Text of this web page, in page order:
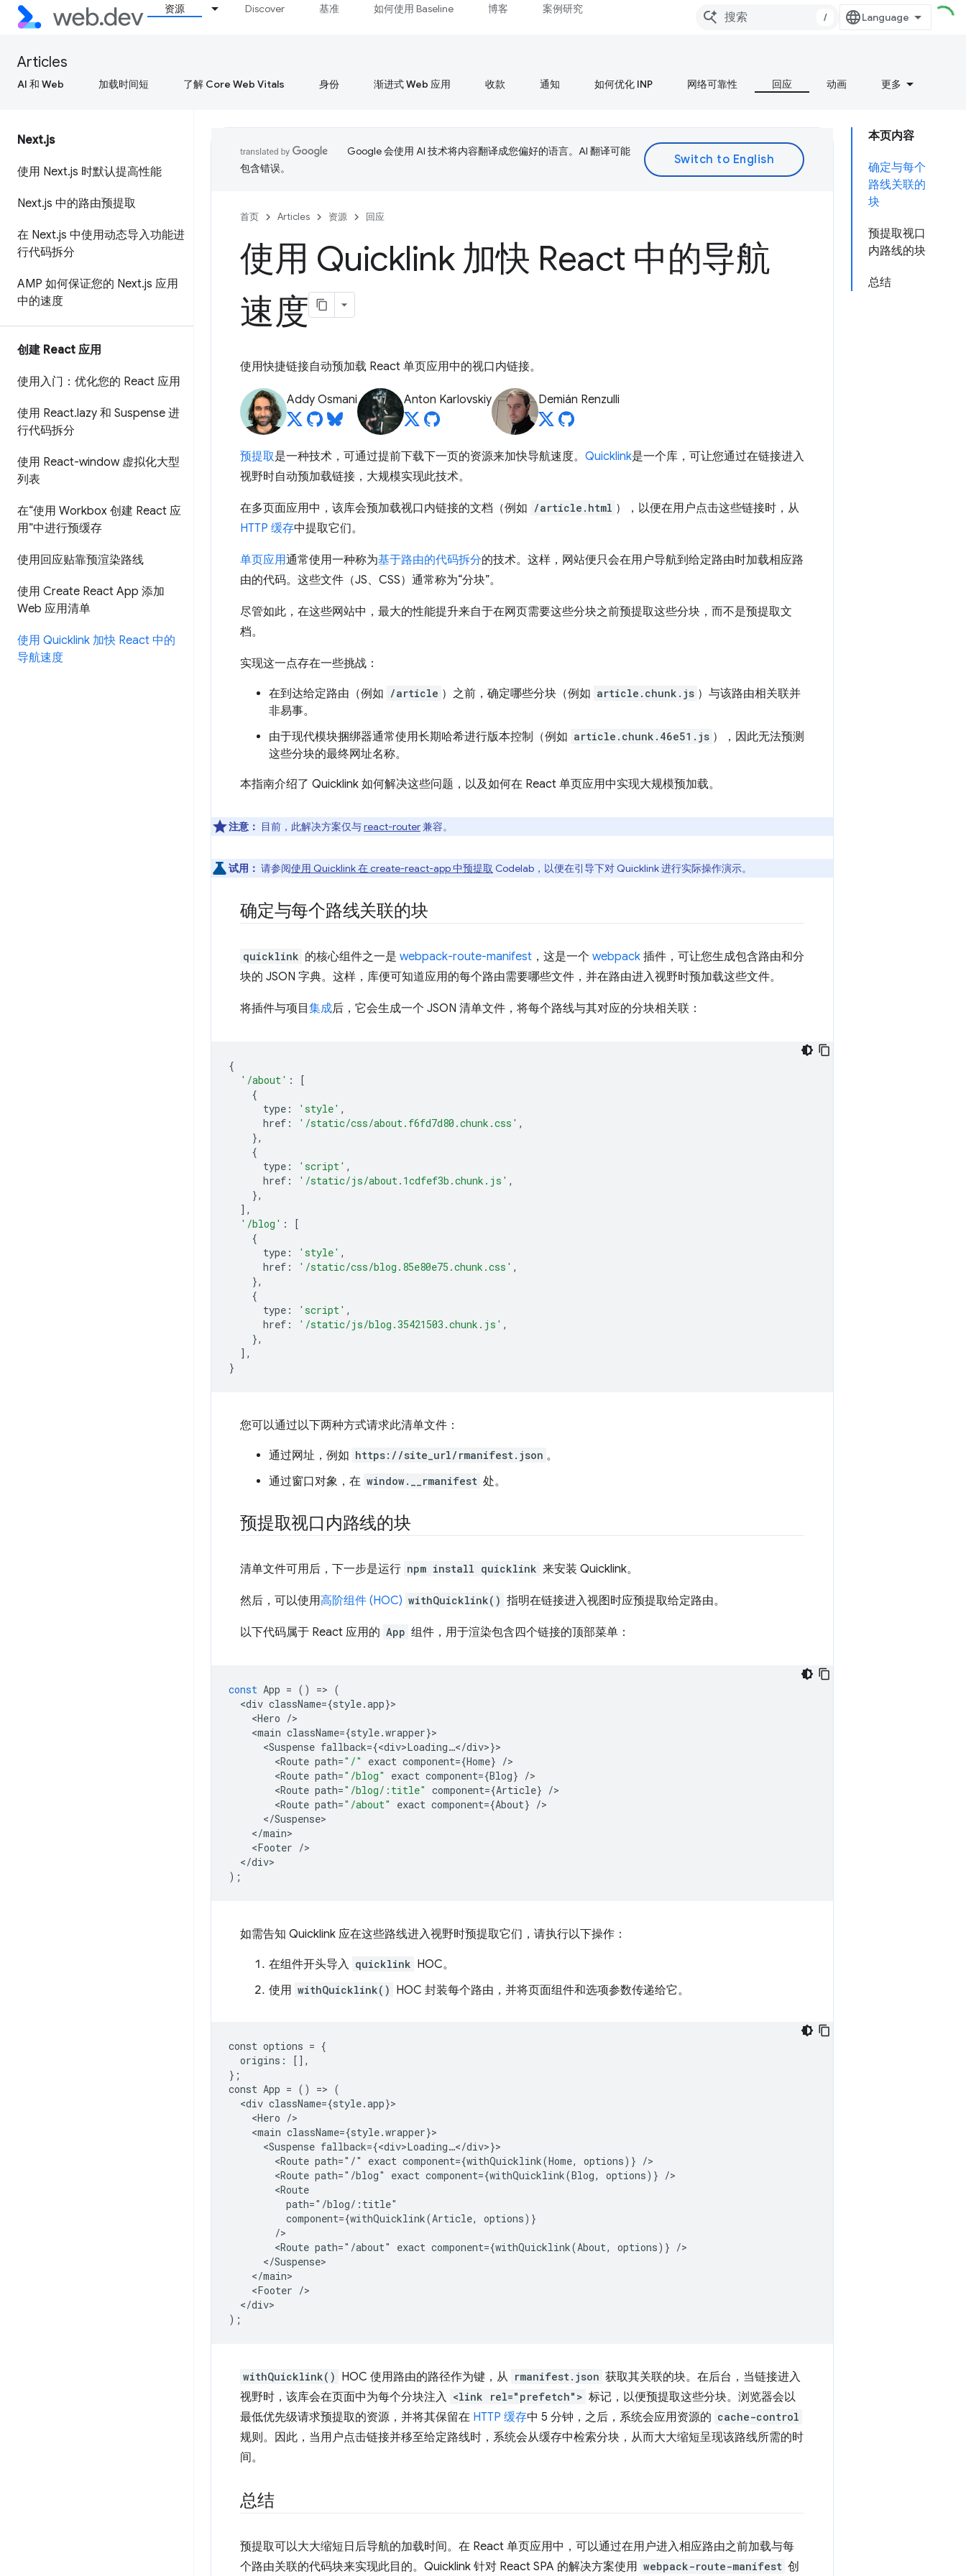
资源 Discover 基准 如何使用 Baseline 博客 案例研究
/
Articles
AI 和 Web 加载时间短 了解 Core Web Vitals 身份 渐进式 Web 应用 收款 通知 如何优化 INP 网络可靠性 回应 动画 更多
Next.js
使用 Next.js 时默认提高性能
Next.js 中的路由预提取
在 Next.js 中使用动态导入功能进
行代码拆分
AMP 如何保证您的 Next.js 应用
中的速度
创建 React 应用
使用入门：优化您的 React 应用
使用 React.lazy 和 Suspense 进
行代码拆分
使用 React-window 虚拟化大型
列表
在“使用 Workbox 创建 React 应
用”中进行预缓存
使用回应贴靠预渲染路线
使用 Create React App 添加
Web 应用清单
使用 Quicklink 加快 React 中的
导航速度
本页内容
确定与每个
路线关联的
块
预提取视口
内路线的块
总结
Google 会使用 AI 技术将内容翻译成您偏好的语言。AI 翻译可能
包含错误。
首页 Articles 资源 回应
使用 Quicklink 加快 React 中的导航
速度
使用快捷链接自动预加载 React 单页应用中的视口内链接。
Addy Osmani Anton Karlovskiy Demián Renzulli
预提取是一种技术，可通过提前下载下一页的资源来加快导航速度。 Quicklink是一个库，可让您通过在链接进入
视野时自动预加载链接，大规模实现此技术。
在多页面应用中，该库会预加载视口内链接的文档（例如 /article.html ），以便在用户点击这些链接时，从
HTTP 缓存中提取它们。
单页应用通常使用一种称为基于路由的代码拆分的技术。这样，网站便只会在用户导航到给定路由时加载相应路
由的代码。这些文件（JS、CSS）通常称为“分块”。
尽管如此，在这些网站中，最大的性能提升来自于在网页需要这些分块之前预提取这些分块，而不是预提取文
档。
实现这一点存在一些挑战：
在到达给定路由（例如 /article ）之前，确定哪些分块（例如 article.chunk.js ）与该路由相关联并
非易事。
由于现代模块捆绑器通常使用长期哈希进行版本控制（例如 article.chunk.46e51.js ），因此无法预测
这些分块的最终网址名称。
本指南介绍了 Quicklink 如何解决这些问题，以及如何在 React 单页应用中实现大规模预加载。
注意： 目前，此解决方案仅与react-router兼容。
试用： 请参阅使用 Quicklink 在 create-react-app 中预提取 Codelab，以便在引导下对 Quicklink 进行实际操作演示。
确定与每个路线关联的块
quicklink 的核心组件之一是 webpack-route-manifest ，这是一个 webpack 插件，可让您生成包含路由和分
块的 JSON 字典。这样，库便可知道应用的每个路由需要哪些文件，并在路由进入视野时预加载这些文件。
将插件与项目 集成后，它会生成一个 JSON 清单文件，将每个路线与其对应的分块相关联：
{
'/about' :
[
{
type : 'style' ,
href : '/static/css/about.f6fd7d80.chunk.css' ,
},
{
type : 'script' ,
href : '/static/js/about.1cdfef3b.chunk.js' ,
},
],
'/blog' :
[
{
type : 'style' ,
href : '/static/css/blog.85e80e75.chunk.css' ,
},
{
type : 'script' ,
href : '/static/js/blog.35421503.chunk.js' ,
},
],
}
您可以通过以下两种方式请求此清单文件：
通过网址，例如 https://site_url/rmanifest.json 。
通过窗口对象，在 window.__rmanifest 处。
预提取视口内路线的块
清单文件可用后，下一步是运行 npm install quicklink 来安装 Quicklink。
然后，可以使用高阶组件 (HOC) withQuicklink() 指明在链接进入视图时应预提取给定路由。
以下代码属于 React 应用的 App 组件，用于渲染包含四个链接的顶部菜单：
const App = () => (
<div className={style.app}
<Hero /
<main className={style.wrapper}
<Suspense fallback={<div>Loading…</div>}
<Route path="/" exact component={Home} /
<Route path="/blog" exact component={Blog} /
<Route path="/blog/:title" component={Article} /
<Route path="/about" exact component={About} /
</Suspense
</main
<Footer /
</div
);
如需告知 Quicklink 应在这些路线进入视野时预提取它们，请执行以下操作：
在组件开头导入 quicklink HOC。
使用 withQuicklink() HOC 封装每个路由，并将页面组件和选项参数传递给它。
const options = {
  origins: [],
};
const App = () => (
  <div className={style.app}>
    <Hero />
    <main className={style.wrapper}>
      <Suspense fallback={<div>Loading…</div>}>
        <Route path="/" exact component={withQuicklink(Home, options)} />
        <Route path="/blog" exact component={withQuicklink(Blog, options)} />
        <Route
          path="/blog/:title"
          component={withQuicklink(Article, options)}
        />
        <Route path="/about" exact component={withQuicklink(About, options)} />
      </Suspense>
    </main>
    <Footer />
  </div>
withQuicklink() HOC 使用路由的路径作为键，从 rmanifest.json 获取其关联的块。在后台，当链接进入
视野时，该库会在页面中为每个分块注入 <link rel="prefetch"> 标记，以便预提取这些分块。浏览器会以
最低优先级请求预提取的资源，并将其保留在 HTTP 缓存中 5 分钟，之后，系统会应用资源的 cache-control
规则。因此，当用户点击链接并移至给定路线时，系统会从缓存中检索分块，从而大大缩短呈现该路线所需的时
间。
总结
预提取可以大大缩短日后导航的加载时间。在 React 单页应用中，可以通过在用户进入相应路由之前加载与每
个路由关联的代码块来实现此目的。Quicklink 针对 React SPA 的解决方案使用 webpack-route-manifest 创